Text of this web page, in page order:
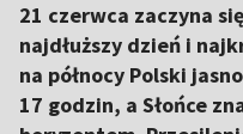
21 czerwca zaczyna
najdłuższy dzień i
na północy Polski
17 godzin, a Słońce